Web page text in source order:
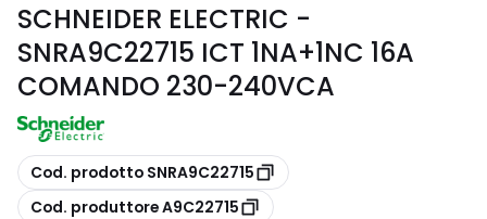
SCHNEIDER ELECTRIC -
SNRA9C22715 ICT 1NA+1NC 16A
COMANDO 230-240VCA
copia
Cod. prodotto SNRA9C22715
copia
Cod. produttore A9C22715